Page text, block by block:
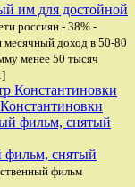
им для достойной
россиян - 38% -
доход в 50-80
менее 50 тысяч
фильм, снятый
фильм